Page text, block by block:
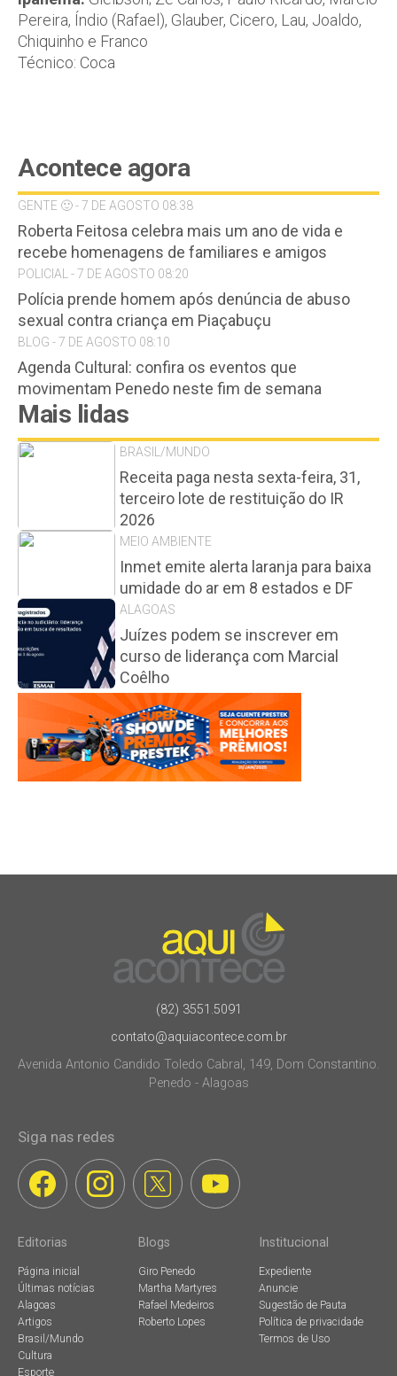
Pereira, Índio (Rafael), Glauber, Cicero, Lau, Joaldo,
Chiquinho e Franco
Técnico: Coca
Acontece agora
GENTE 🙂 - 7 DE AGOSTO 08:38
Roberta Feitosa celebra mais um ano de vida e
recebe homenagens de familiares e amigos
POLICIAL - 7 DE AGOSTO 08:20
Polícia prende homem após denúncia de abuso
sexual contra criança em Piaçabuçu
BLOG - 7 DE AGOSTO 08:10
Agenda Cultural: confira os eventos que
movimentam Penedo neste fim de semana
Mais lidas
BRASIL/MUNDO
Receita paga nesta sexta-feira, 31,
terceiro lote de restituição do IR
2026
MEIO AMBIENTE
Inmet emite alerta laranja para baixa
umidade do ar em 8 estados e DF
ALAGOAS
Juízes podem se inscrever em
curso de liderança com Marcial
Coêlho
(82) 3551.5091
contato@aquiacontece.com.br
Avenida Antonio Candido Toledo Cabral, 149, Dom Constantino.
Penedo - Alagoas
Siga nas redes
Editorias
Página inicial
Últimas notícias
Alagoas
Artigos
Brasil/Mundo
Cultura
Esporte
Blogs
Giro Penedo
Martha Martyres
Rafael Medeiros
Roberto Lopes
Institucional
Expediente
Anuncie
Sugestão de Pauta
Política de privacidade
Termos de Uso